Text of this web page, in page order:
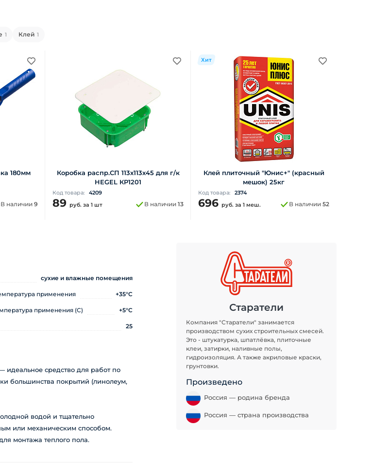
1 Клей 1
180мм
В наличии 9
Коробка распр.СП 113х113х45 для г/к
HEGEL КР1201
Код товара: 4209
89 руб. за 1 шт В наличии 13
Хит
Клей плиточный "Юнис+" (красный
мешок) 25кг
Код товара: 2374
696 руб. за 1 меш. В наличии 52
сухие и влажные помещения
применения +35°С
применения (С) +5°С
25
средство для работ по
большинства покрытий (линолеум,
водой и тщательно
или механическим способом.
монтажа теплого пола.
Старатели
Компания "Старатели" занимается
производством сухих строительных смесей.
Это - штукатурка, шпатлёвка, плиточные
клеи, затирки, наливные полы,
гидроизоляция. А также акриловые краски,
грунтовки.
Произведено
Россия — родина бренда
Россия — страна производства